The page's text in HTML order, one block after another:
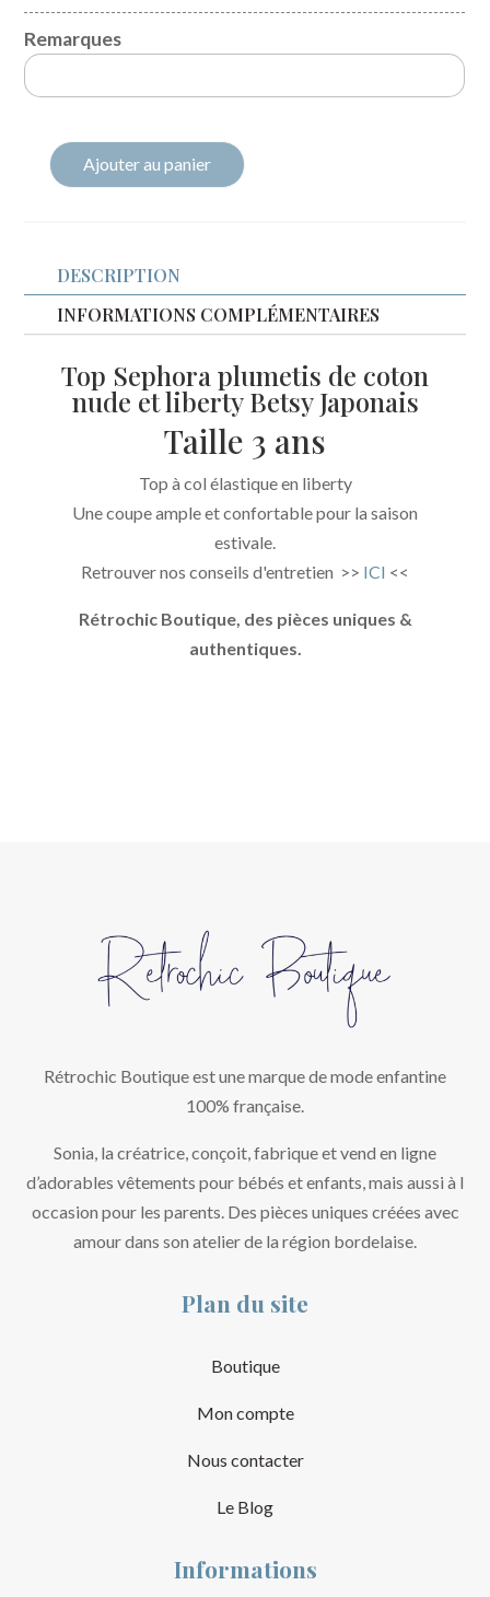
40,00 €.33,00 €.
Remarques
quantité
plumetis
nude
Betsy
japonais
Ajouter au panier
DESCRIPTION
INFORMATIONS COMPLÉMENTAIRES
Top Sephora plumetis de coton
nude et liberty Betsy Japonais
Taille 3 ans
Top à col élastique en liberty
Une coupe ample et confortable pour la saison
estivale.
Retrouver nos conseils d'entretien >> ICI <<
Rétrochic Boutique, des pièces uniques &
authentiques.
Rétrochic Boutique est une marque de mode enfantine
100% française.
Sonia, la créatrice, conçoit, fabrique et vend en ligne
d’adorables vêtements pour bébés et enfants, mais aussi à l
occasion pour les parents. Des pièces uniques créées avec
amour dans son atelier de la région bordelaise.
Plan du site
Boutique
Mon compte
Nous contacter
Le Blog
Informations